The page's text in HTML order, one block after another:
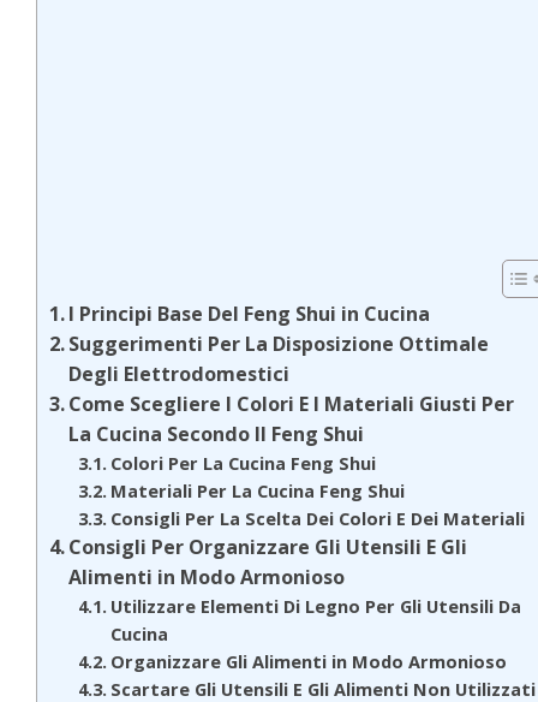
I Principi Base Del Feng Shui in Cucina
Suggerimenti Per La Disposizione Ottimale
Degli Elettrodomestici
Come Scegliere I Colori E I Materiali Giusti Per
La Cucina Secondo Il Feng Shui
Colori Per La Cucina Feng Shui
Materiali Per La Cucina Feng Shui
Consigli Per La Scelta Dei Colori E Dei Materiali
Consigli Per Organizzare Gli Utensili E Gli
Alimenti in Modo Armonioso
Utilizzare Elementi Di Legno Per Gli Utensili Da
Cucina
Organizzare Gli Alimenti in Modo Armonioso
Scartare Gli Utensili E Gli Alimenti Non Utilizzati